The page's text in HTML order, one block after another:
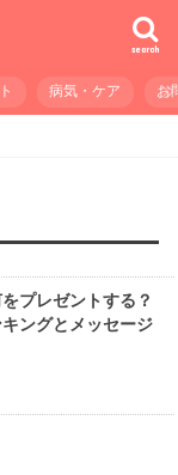
search
病気・ケア お
プレゼントする？
ングとメッセージ